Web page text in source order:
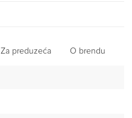
Za preduzeća O brendu